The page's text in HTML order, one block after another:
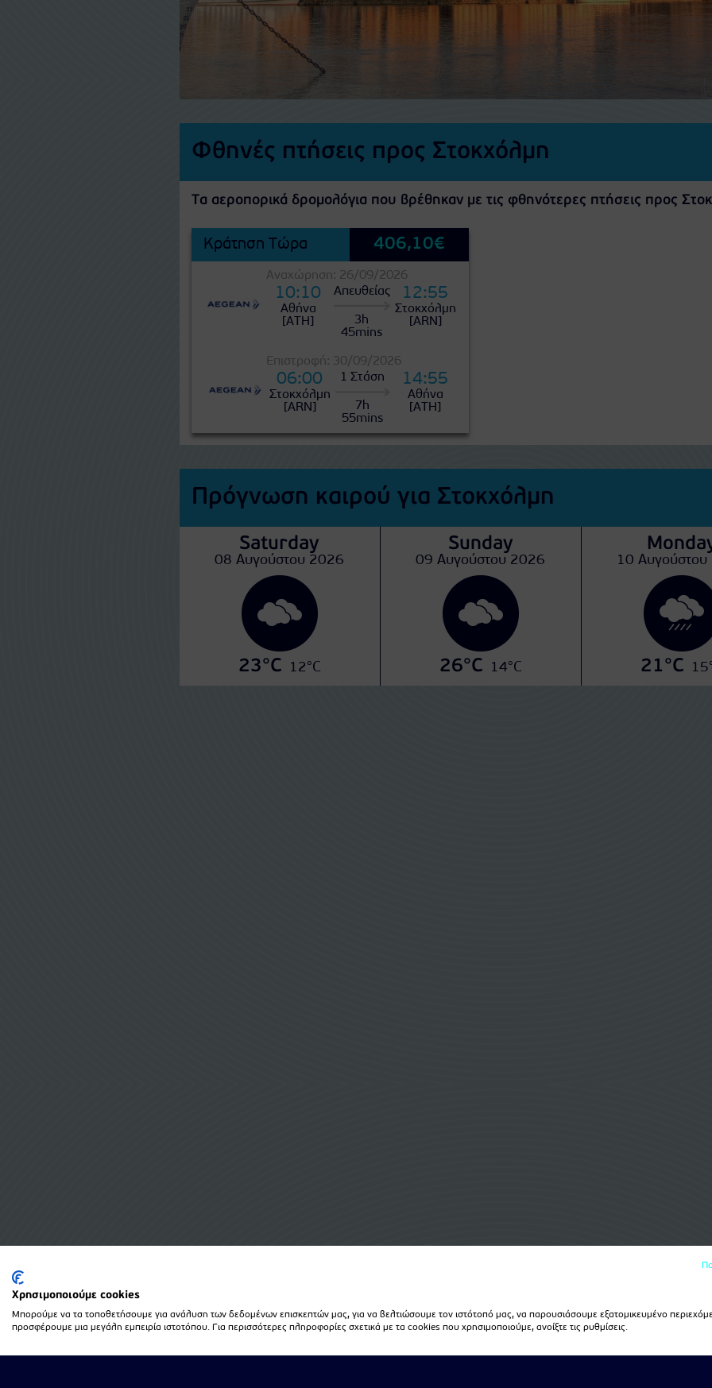
Φθηνές πτήσεις προς Στοκχόλμη
Τα αεροπορικά δρομολόγια που βρέθηκαν με τις φθηνότερες πτήσεις προς
Κράτηση Τώρα 406,10€
Αναχώρηση: 26/09/2026
10:10
Αθήνα
[ATH]
Απευθείας
3h
45mins
12:55
Στοκχόλμη
[ARN]
Επιστροφή: 30/09/2026
06:00
Στοκχόλμη
[ARN]
1 Στάση
7h
55mins
14:55
Αθήνα
[ATH]
Πρόγνωση καιρού για Στοκχόλμη
Saturday
08 Αυγούστου 2026
23°C 12°C
Sunday
09 Αυγούστου 2026
26°C 14°C
10
21°C
Χρησιμοποιούμε cookies
Μπορούμε να τα τοποθετήσουμε για ανάλυση των δεδομένων επισκεπτών μας, για να βελτιώσουμε τον ιστότοπό μας, να παρουσιάσουμε εξατομικευμένο
προσφέρουμε μια μεγάλη εμπειρία ιστοτόπου. Για περισσότερες πληροφορίες σχετικά με τα cookies που χρησιμοποιούμε, ανοίξτε τις ρυθμίσεις.